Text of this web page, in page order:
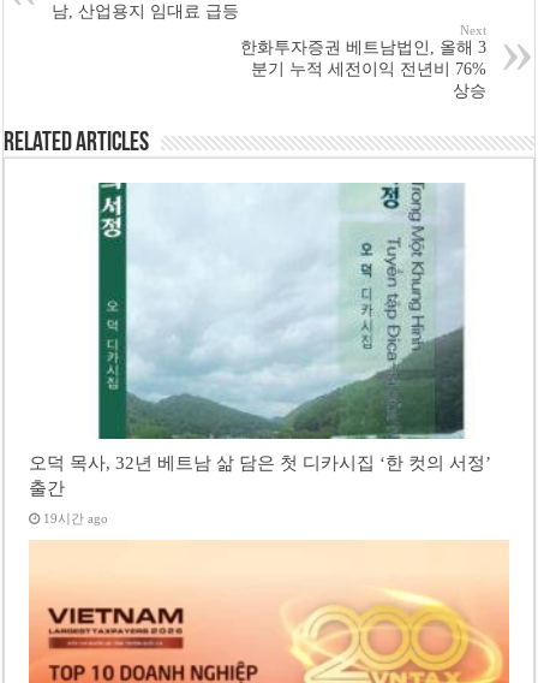
남, 산업용지 임대료 급등
Next
한화투자증권 베트남법인, 올해 3
분기 누적 세전이익 전년비 76%
상승
Related Articles
오덕 목사, 32년 베트남 삶 담은 첫 디카시집 ‘한 컷의 서정’
출간
19시간 ago